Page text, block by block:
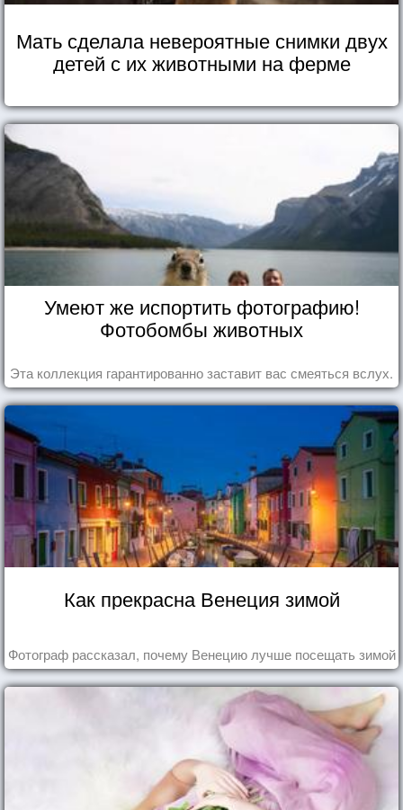
Мать сделала невероятные снимки двух
детей с их животными на ферме
Умеют же испортить фотографию!
Фотобомбы животных
Эта коллекция гарантированно заставит вас смеяться вслух.
Как прекрасна Венеция зимой
Фотограф рассказал, почему Венецию лучше посещать зимой